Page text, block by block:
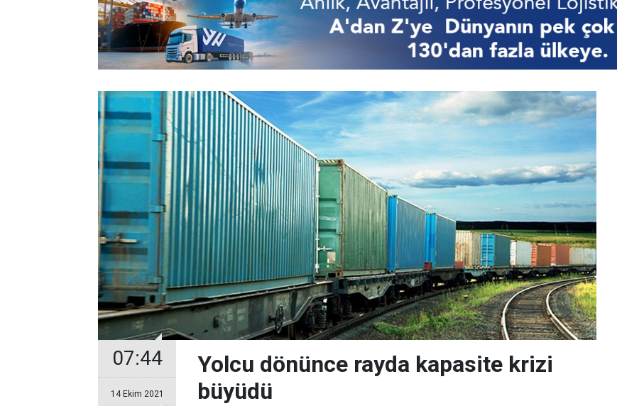
07:44
14 Ekim 2021
Yolcu dönünce rayda kapasite krizi
büyüdü